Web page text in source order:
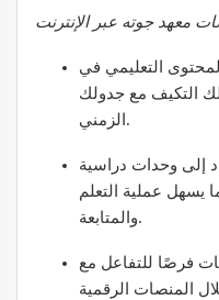
التعليمي في
التكيف مع جدولك
الزمني.
إلى وحدات دراسية
يسهل عملية التعلم
والمتابعة.
فرصًا للتفاعل مع